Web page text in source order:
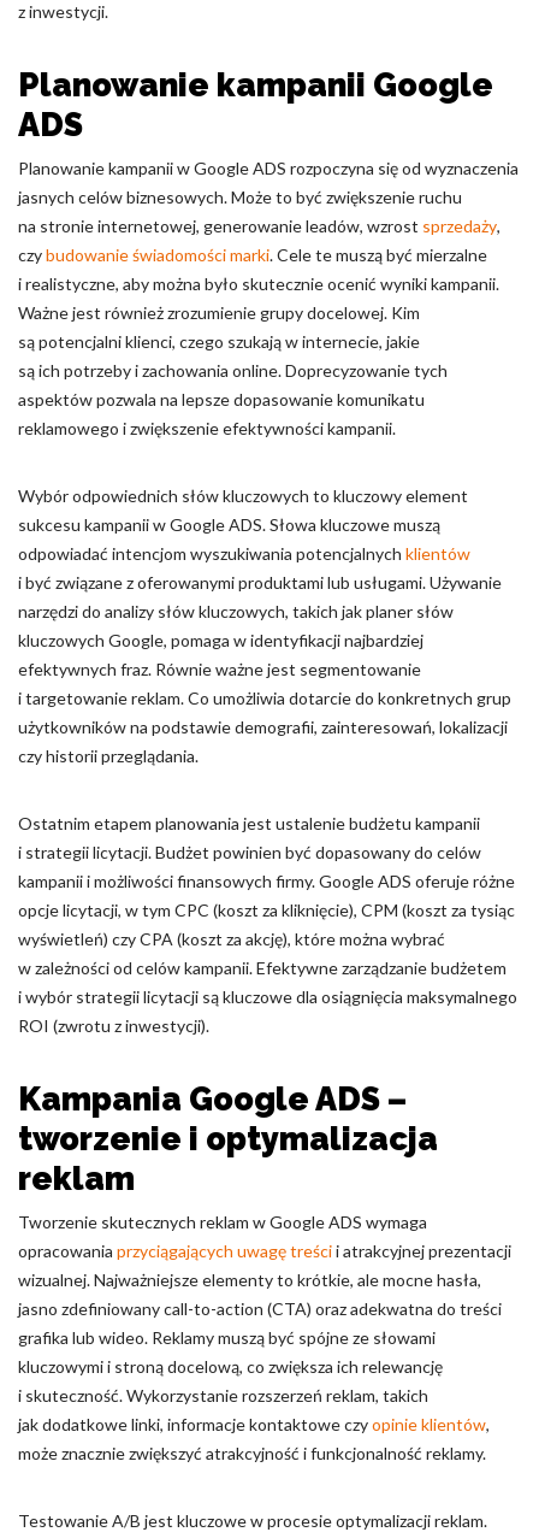
z inwestycji.
Planowanie kampanii Google
ADS
Planowanie kampanii w Google ADS rozpoczyna się od wyznaczenia
jasnych celów biznesowych. Może to być zwiększenie ruchu
na stronie internetowej, generowanie leadów, wzrost sprzedaży,
czybudowanie świadomości marki. Cele te muszą być mierzalne
i realistyczne, aby można było skutecznie ocenić wyniki kampanii.
Ważne jest również zrozumienie grupy docelowej. Kim
są potencjalni klienci, czego szukają w internecie, jakie
są ich potrzeby i zachowania online. Doprecyzowanie tych
aspektów pozwala na lepsze dopasowanie komunikatu
reklamowego i zwiększenie efektywności kampanii.
Wybór odpowiednich słów kluczowych to kluczowy element
sukcesu kampanii w Google ADS. Słowa kluczowe muszą
odpowiadać intencjom wyszukiwania potencjalnych klientów
i być związane z oferowanymi produktami lub usługami. Używanie
narzędzi do analizy słów kluczowych, takich jak planer słów
kluczowych Google, pomaga w identyfikacji najbardziej
efektywnych fraz. Równie ważne jest segmentowanie
i targetowanie reklam. Co umożliwia dotarcie do konkretnych grup
użytkowników na podstawie demografii, zainteresowań, lokalizacji
czy historii przeglądania.
Ostatnim etapem planowania jest ustalenie budżetu kampanii
i strategii licytacji. Budżet powinien być dopasowany do celów
kampanii i możliwości finansowych firmy. Google ADS oferuje różne
opcje licytacji, w tym CPC (koszt za kliknięcie), CPM (koszt za tysiąc
wyświetleń) czy CPA (koszt za akcję), które można wybrać
w zależności od celów kampanii. Efektywne zarządzanie budżetem
i wybór strategii licytacji są kluczowe dla osiągnięcia maksymalnego
ROI (zwrotu z inwestycji).
Kampania Google ADS –
tworzenie i optymalizacja
reklam
Tworzenie skutecznych reklam w Google ADS wymaga
opracowania przyciągających uwagę treścii atrakcyjnej prezentacji
wizualnej. Najważniejsze elementy to krótkie, ale mocne hasła,
jasno zdefiniowany call-to-action (CTA) oraz adekwatna do treści
grafika lub wideo. Reklamy muszą być spójne ze słowami
kluczowymi i stroną docelową, co zwiększa ich relewancję
i skuteczność. Wykorzystanie rozszerzeń reklam, takich
jak dodatkowe linki, informacje kontaktowe czyopinie klientów,
może znacznie zwiększyć atrakcyjność i funkcjonalność reklamy.
Testowanie A/B jest kluczowe w procesie optymalizacji reklam.